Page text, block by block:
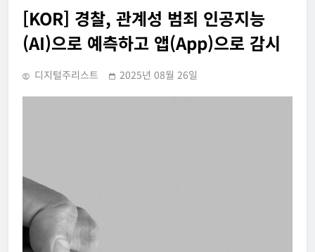
[KOR] 경찰, 관계성 범죄 인공지능
(AI)으로 예측하고 앱(App)으로 감시
디지털주리스트 2025년 08월 26일